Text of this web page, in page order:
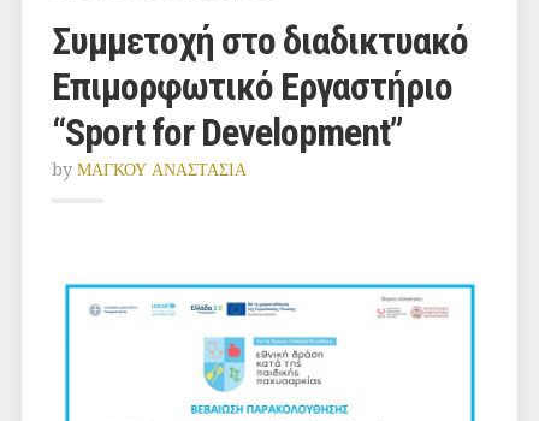
Συμμετοχή στο διαδικτυακό
Επιμορφωτικό Εργαστήριο
“Sport for Development”
by ΜΑΓΚΟΥ ΑΝΑΣΤΑΣΙΑ